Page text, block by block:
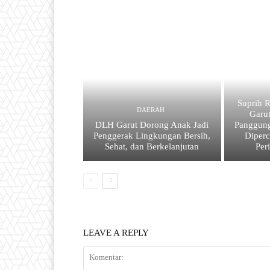
DAERAH
DLH Garut Dorong Anak Jadi
Penggerak Lingkungan Bersih,
Sehat, dan Berkelanjutan
Suprih
LEAVE A REPLY